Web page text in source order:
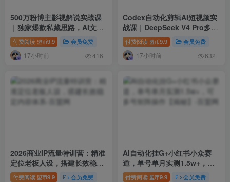
500万粉博主影视解说实战课
｜独家爆款私藏思路，AI文案
剪映PR剪辑发布全流程教学
付费阅读 盟币9.9 会员免费
17小时前 416
Codex自动化剪辑AI短视频实
战课｜DeepSeek V4 Pro多
API联动，图文成片封装Skill
全流程
付费阅读 盟币9.9 会员免费
17小时前 632
2026商业IP流量特训营：精准
定位老板人设，搭建长效稳定
内容体系
付费阅读 盟币9.9 会员免费
AI自动化挂G+小红书小众赛
道，单号单月实测1.5w+，可
多号矩阵操作【揭秘】
付费阅读 盟币9.9 会员免费